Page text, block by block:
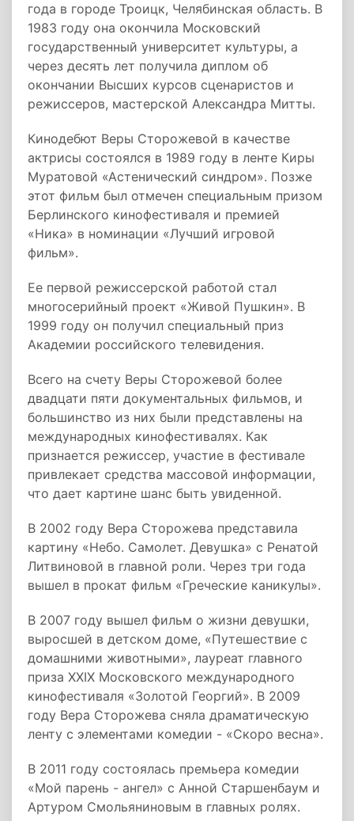
года в городе Троицк, Челябинская область. В
1983 году она окончила Московский
государственный университет культуры, а
через десять лет получила диплом об
окончании Высших курсов сценаристов и
режиссеров, мастерской Александра Митты.
Кинодебют Веры Сторожевой в качестве
актрисы состоялся в 1989 году в ленте Киры
Муратовой «Астенический синдром». Позже
этот фильм был отмечен специальным призом
Берлинского кинофестиваля и премией
«Ника» в номинации «Лучший игровой
фильм».
Ее первой режиссерской работой стал
многосерийный проект «Живой Пушкин». В
1999 году он получил специальный приз
Академии российского телевидения.
Всего на счету Веры Сторожевой более
двадцати пяти документальных фильмов, и
большинство из них были представлены на
международных кинофестивалях. Как
признается режиссер, участие в фестивале
привлекает средства массовой информации,
что дает картине шанс быть увиденной.
В 2002 году Вера Сторожева представила
картину «Небо. Самолет. Девушка» с Ренатой
Литвиновой в главной роли. Через три года
вышел в прокат фильм «Греческие каникулы».
В 2007 году вышел фильм о жизни девушки,
выросшей в детском доме, «Путешествие с
домашними животными», лауреат главного
приза XXIX Московского международного
кинофестиваля «Золотой Георгий». В 2009
году Вера Сторожева сняла драматическую
ленту с элементами комедии - «Скоро весна».
В 2011 году состоялась премьера комедии
«Мой парень - ангел» с Анной Старшенбаум и
Артуром Смольяниновым в главных ролях.